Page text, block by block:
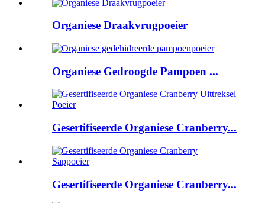
Organiese Draakvrugpoeier
Organiese Gedroogde Pampoen ...
Gesertifiseerde Organiese Cranberry...
Gesertifiseerde Organiese Cranberry...